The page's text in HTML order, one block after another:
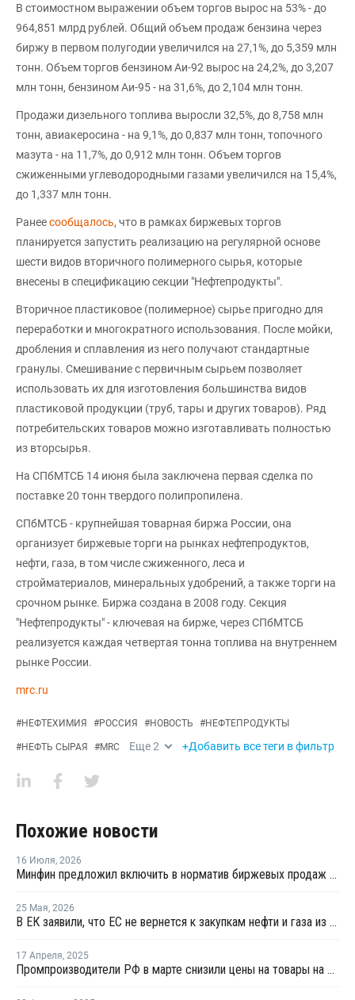
В стоимостном выражении объем торгов вырос на 53% - до
964,851 млрд рублей. Общий объем продаж бензина через
биржу в первом полугодии увеличился на 27,1%, до 5,359 млн
тонн. Объем торгов бензином Аи-92 вырос на 24,2%, до 3,207
млн тонн, бензином Аи-95 - на 31,6%, до 2,104 млн тонн.
Продажи дизельного топлива выросли 32,5%, до 8,758 млн
тонн, авиакеросина - на 9,1%, до 0,837 млн тонн, топочного
мазута - на 11,7%, до 0,912 млн тонн. Объем торгов
сжиженными углеводородными газами увеличился на 15,4%,
до 1,337 млн тонн.
Ранеесообщалось, что в рамках биржевых торгов
планируется запустить реализацию на регулярной основе
шести видов вторичного полимерного сырья, которые
внесены в спецификацию секции "Нефтепродукты".
Вторичное пластиковое (полимерное) сырье пригодно для
переработки и многократного использования. После мойки,
дробления и сплавления из него получают стандартные
гранулы. Смешивание с первичным сырьем позволяет
использовать их для изготовления большинства видов
пластиковой продукции (труб, тары и других товаров). Ряд
потребительских товаров можно изготавливать полностью
из вторсырья.
На СПбМТСБ 14 июня была заключена первая сделка по
поставке 20 тонн твердого полипропилена.
СПбМТСБ - крупнейшая товарная биржа России, она
организует биржевые торги на рынках нефтепродуктов,
нефти, газа, в том числе сжиженного, леса и
стройматериалов, минеральных удобрений, а также торги на
срочном рынке. Биржа создана в 2008 году. Секция
"Нефтепродукты" - ключевая на бирже, через СПбМТСБ
реализуется каждая четвертая тонна топлива на внутреннем
рынке России.
mrc.ru
#НЕФТЕХИМИЯ #РОССИЯ #НОВОСТЬ #НЕФТЕПРОДУКТЫ
#НЕФТЬ СЫРАЯ #MRC Еще2 +Добавить все теги в фильтр
Похожие новости
16 Июля, 2026
Минфин предложил включить в норматив биржевых продаж топлива реализацию по договорам, устанавливаемым правительством
25 Мая, 2026
В ЕК заявили, что ЕС не вернется к закупкам нефти и газа из России
17 Апреля, 2025
Промпроизводители РФ в марте снизили цены на товары на 1,5%